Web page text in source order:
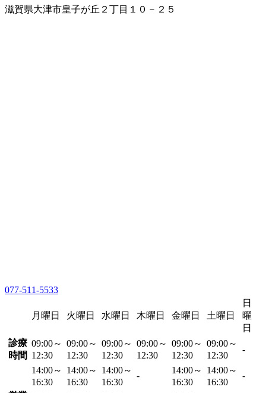
滋賀県大津市皇子が丘２丁目１０－２５
077-511-5533
月曜日 火曜日 水曜日 木曜日 金曜日 土曜日
日
曜
日
診療
時間
09:00～
12:30
09:00～
12:30
09:00～
12:30
09:00～
12:30
09:00～
12:30
09:00～
12:30
-
14:00～
16:30
14:00～
16:30
14:00～
16:30
-
14:00～
16:30
14:00～
16:30
-